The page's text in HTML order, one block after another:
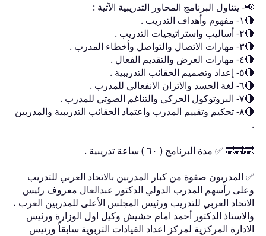
📢- يتناول البرنامج المحاور التدريبية الآتية :
🔴١- مفهوم وأهداف التدريب .
🔴٢- أساليب واستراتيجيات التدريب .
🔴٣- مهارات الاتصال والتواصل وأخطاء المدرب .
🔴٤- مهارات العرض والتقديم الفعال .
🔴٥- إعداد وتصميم الحقائب التدريبية .
🔴٦- لغة الجسد والاتزان الانفعالي للمدرب .
🔴٧- البروتوكول الحركي والتناغم الصوتي للمدرب .
🔴٨- تحكيم وتقييم المدرب واعتماد الحقائب التدريبية والمدربين
.
🔜🔜🔜 ✅ مدة البرنامج ( ٦٠ ) ساعة تدريبية .
✅ المدربون صفوة من كبار المدربين بالاتحاد العربي للتدريب
وعلى رأسهم المدرب الدولي الدكتور عبدالعال معروف رئيس
الاتحاد العربي للتدريب ورئيس المجلس الأعلى للمدربين العرب ،
والاستاذ الدكتور أحمد امام حشيش وكيل اول الوزارة ورئيس
الادارة المركزية لمركز اعداد القيادات التربوية سابقاً ورئيس